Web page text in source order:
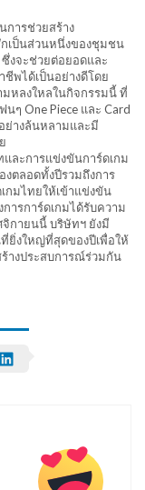
การช่วยสร้าง
เป็นส่วนหนึ่งของชุมชน
งจะช่วยต่อยอดและ
ชีพได้เป็นอย่างดีโดย
หลงใหลในกิจกรรมนี้ ที่
ๆ One Piece และ Card
ย่างล้นหลามและมี
และการแข่งขันการ์ดเกม
งตลอดทั้งปีรวมถึงการ
กมไทยให้เข้าแข่งขัน
ารการ์ดเกมได้รับความ
จิกายนนี้ บริษัทฯ ยังมี
ที่ยิ่งใหญ่ที่สุดของปีเพื่อให้
างประสบการณ์ร่วมกัน